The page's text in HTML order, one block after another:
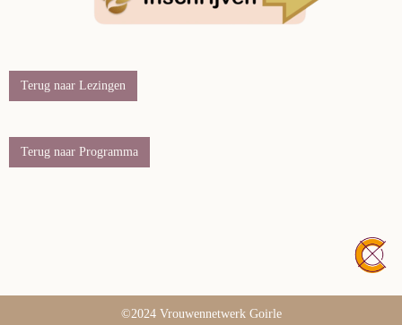
Terug naar Lezingen
Terug naar Programma
©2024 Vrouwennetwerk Goirle